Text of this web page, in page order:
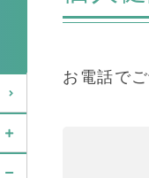
お電話で